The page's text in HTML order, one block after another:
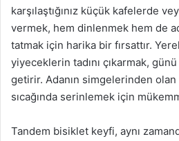
karşılaştığınız küçük kafelerde
vermek, hem dinlenmek hem de
tatmak için harika bir fırsattır.
yiyeceklerin tadını çıkarmak,
getirir. Adanın simgelerinden
sıcağında serinlemek için
Tandem bisiklet keyfi, aynı